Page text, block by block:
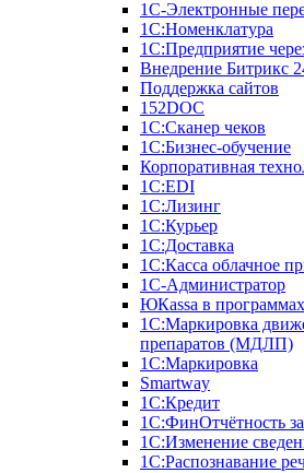
1С-Электронные
1С:Номенклатура
1С:Предприятие
Внедрение Битрикс
Поддержка сайтов
152DOC
1С:Сканер чеков
1С:Бизнес-обучение
Корпоративная
1С:ЕDI
1С:Лизинг
1С:Курьер
1С:Доставка
1С:Касса облачное
1С-Администратор
ЮКаssа в
1С:Маркировка
препаратов (МДЛП)
1С:Маркировка
Smartway
1С:Кредит
1С:ФинОтчётность
1С:Изменение
1С:Распознавание